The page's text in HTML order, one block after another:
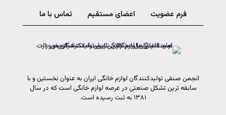
فرم عضویت اعضای مستقیم تماس با ما
انجمن صنفی تولیدکنندگان لوازم خانگی ایران به عنوان نخستین و با
سابقه ترین تشکل صنعتی در عرصه لوازم خانگی است که در سال
۱۳۸۱ به ثبت رسیده است.